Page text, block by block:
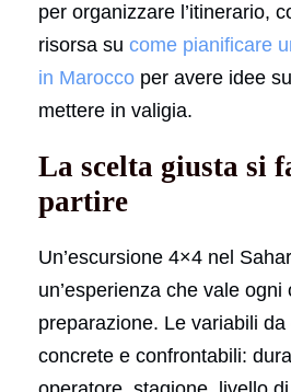
per organizzare l’itinerario,
risorsa su come pianificare
in Marocco per avere idee
mettere in valigia.
La scelta giusta si
partire
Un’escursione 4×4 nel
un’esperienza che vale ogni
preparazione. Le variabili
concrete e confrontabili: